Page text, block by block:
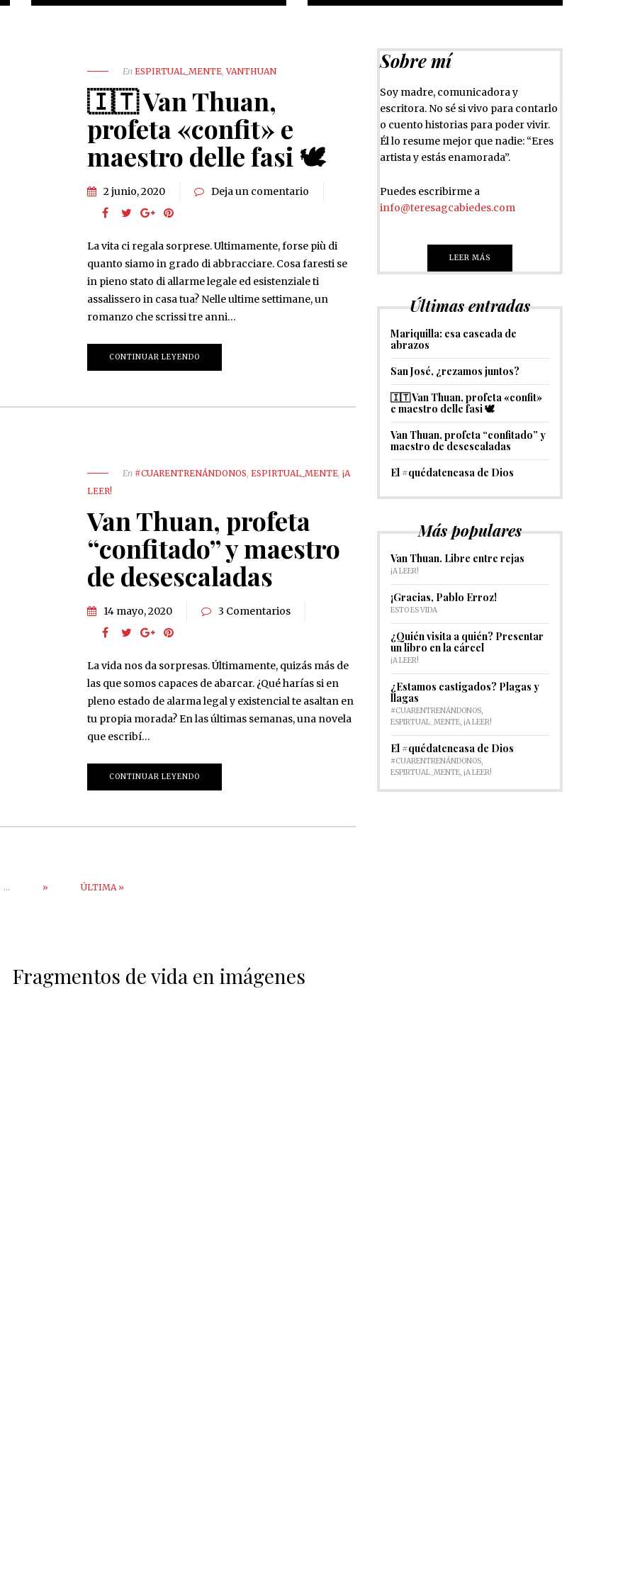
En ESPIRTUAL_MENTE ,VANTHUAN
🇮🇹 Van Thuan,
profeta «confit» e
maestro delle fasi 🕊
2 junio, 2020 Deja un comentario
La vita ci regala sorprese. Ultimamente, forse più di
quanto siamo in grado di abbracciare. Cosa faresti se
in pieno stato di allarme legale ed esistenziale ti
assalissero in casa tua? Nelle ultime settimane, un
romanzo che scrissi tre anni…
CONTINUAR LEYENDO
En #CUARENTRENÁNDONOS ESPIRTUAL_MENTE ¡A
LEER!
Van Thuan, profeta
“confitado” y maestro
de desescaladas
14 mayo, 2020 3 Comentarios
La vida nos da sorpresas. Últimamente, quizás más de
las que somos capaces de abarcar. ¿Qué harías si en
pleno estado de alarma legal y existencial te asaltan en
tu propia morada? En las últimas semanas, una novela
que escribí…
CONTINUAR LEYENDO
... » ÚLTIMA »
Sobre mí
Soy madre, comunicadora y
escritora. No sé si vivo para contarlo
o cuento historias para poder vivir.
Él lo resume mejor que nadie: “Eres
artista y estás enamorada”.
Puedes escribirme a
info@teresagcabiedes.com
LEER MÁS
Últimas entradas
Mariquilla: esa cascada de
abrazos
San José, ¿rezamos juntos?
🇮🇹 Van Thuan, profeta «confit»
e maestro delle fasi 🕊
Van Thuan, profeta “confitado” y
maestro de desescaladas
El #quédatencasa de Dios
Más populares
Van Thuan. Libre entre rejas
¡A LEER!
¡Gracias, Pablo Erroz!
ESTO ES VIDA
¿Quién visita a quién? Presentar
un libro en la cárcel
¡A LEER!
¿Estamos castigados? Plagas y
llagas
#CUARENTRENÁNDONOS,
ESPIRTUAL_MENTE, ¡A LEER!
El #quédatencasa de Dios
#CUARENTRENÁNDONOS,
ESPIRTUAL_MENTE, ¡A LEER!
Fragmentos de vida en imágenes